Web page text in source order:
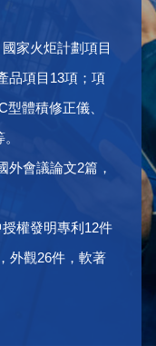
家火炬計劃項目
品項目13項；項
體積修正儀、
外會議論文2篇，
權發明專利12件
外觀26件，軟著